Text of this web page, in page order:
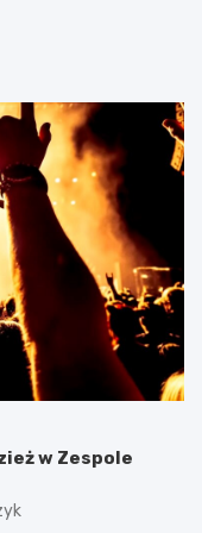
w Zespole